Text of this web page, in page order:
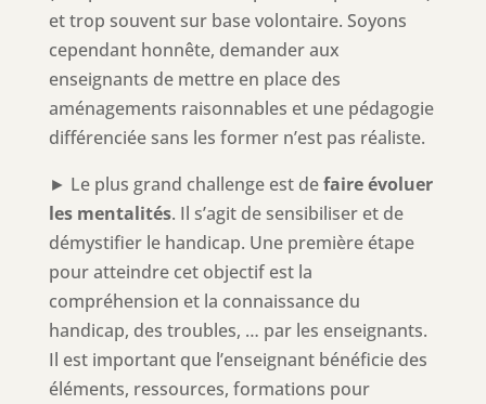
et trop souvent sur base volontaire. Soyons
cependant honnête, demander aux
enseignants de mettre en place des
aménagements raisonnables et une pédagogie
différenciée sans les former n’est pas réaliste.
► Le plus grand challenge est defaire évoluer
les mentalités. Il s’agit de sensibiliser et de
démystifier le handicap. Une première étape
pour atteindre cet objectif est la
compréhension et la connaissance du
handicap, des troubles, … par les enseignants.
Il est important que l’enseignant bénéficie des
éléments, ressources, formations pour